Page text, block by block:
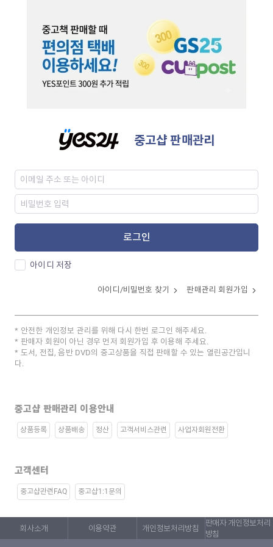
중고샵 판매관리
로그인
아이디 저장
아이디/비밀번호 찾기 판매관리 회원가입
안전한 개인정보 관리를 위해 다시 한번 로그인 해주세요.
판매자 회원이 아닌 경우 먼저 회원가입 후 이용해 주세요.
도서, 전집, 음반 DVD의 중고상품을 직접 판매할 수 있는 열린공간입니
다.
중고샵 판매관리 이용안내
상품등록 상품배송 정산 고객서비스관련 사업자회원전환
고객센터
중고샵관련FAQ 중고샵1:1문의
회사소개 이용약관 개인정보처리방침
판매자 개인정보처리
방침